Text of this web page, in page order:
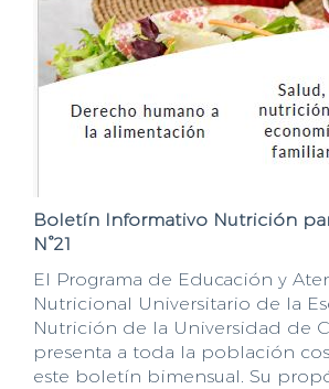
Boletín Informativo Nutrición
N°21
El Programa de Educación y
Nutricional Universitario de la
Nutrición de la Universidad de
presenta a toda la población
este boletín bimensual. Su